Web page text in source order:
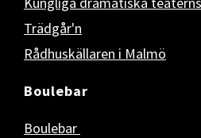
Trädgår'n
Rådhuskällaren i Malmö
Boulebar
Boulebar